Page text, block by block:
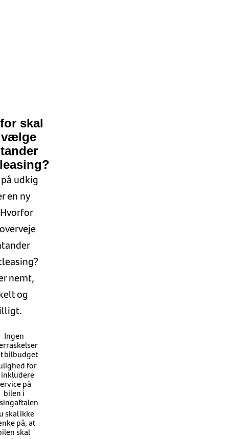
skal
udkig
en ny
nemt,
og
Ingen
bilbudget
for
inkludere
på
bilen i
skal ikke
på, at
skal